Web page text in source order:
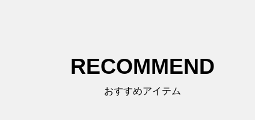
RECOMMEND
おすすめアイテム